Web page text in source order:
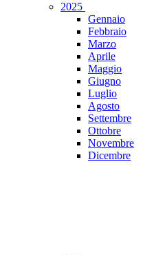
2025
Gennaio
Febbraio
Marzo
Aprile
Maggio
Giugno
Luglio
Agosto
Settembre
Ottobre
Novembre
Dicembre